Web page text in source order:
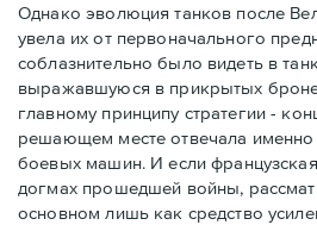
Однако эволюция танков после
увела их от первоначального
соблазнительно было видеть в
выражавшуюся в прикрытых
главному принципу стратегии -
решающем месте отвечала именно
боевых машин. И если
догмах прошедшей войны,
основном лишь как средство